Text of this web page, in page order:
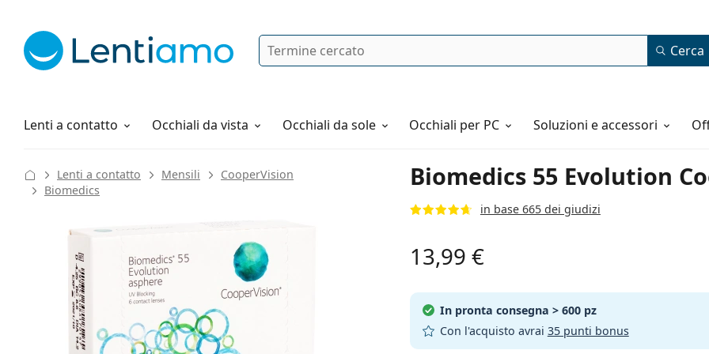
Ricerca Cerca
Lenti a contatto
Soluzioni Occhiali da vista Occhiali da sole Occhiali per PC Soluzioni e accessori
Tutto sugli acquisti
Biomedics 55 Evolution
in base 665 dei giudizi
Lenti a contatto Mensili
CooperVision
Biomedics
13,99 €
In pronta consegna > 600 pz
Con l'acquisto avrai 35 punti bonus